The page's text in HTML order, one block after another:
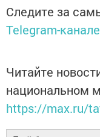
Следите за
Telegram-канале
Читайте
национальном
https://max.ru/